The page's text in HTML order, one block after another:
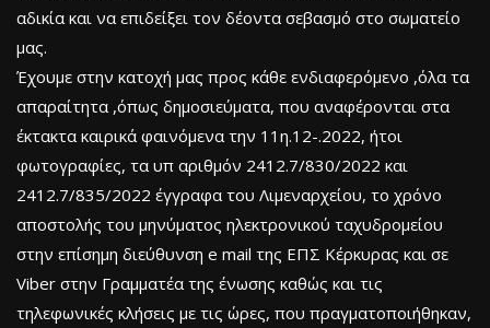
αδικία και να επιδείξει τον δέοντα σεβασμό στο σωματείο
μας.
Έχουμε στην κατοχή μας προς κάθε ενδιαφερόμενο ,όλα τα
απαραίτητα ,όπως δημοσιεύματα, που αναφέρονται στα
έκτακτα καιρικά φαινόμενα την 11η.12-.2022, ήτοι
φωτογραφίες, τα υπ αριθμόν 2412.7/830/2022 και
2412.7/835/2022 έγγραφα του Λιμεναρχείου, το χρόνο
αποστολής του μηνύματος ηλεκτρονικού ταχυδρομείου
στην επίσημη διεύθυνση e mail της ΕΠΣ Κέρκυρας και σε
Viber στην Γραμματέα της ένωσης καθώς και τις
τηλεφωνικές κλήσεις με τις ώρες, που πραγματοποιήθηκαν,